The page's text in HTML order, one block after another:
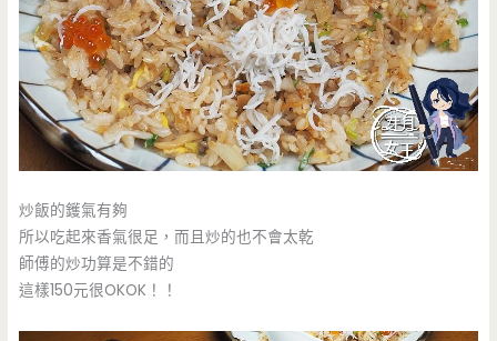
炒飯的鑊氣有夠
所以吃起來香氣很足，而且炒的也不會太乾
師傅的炒功算是不錯的
這樣150元很OKOK！！